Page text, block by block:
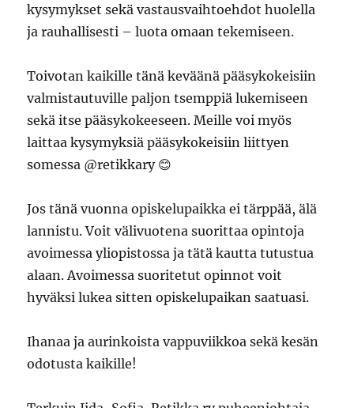
kysymykset sekä vastausvaihtoehdot huolella
ja rauhallisesti – luota omaan tekemiseen.
Toivotan kaikille tänä keväänä pääsykokeisiin
valmistautuville paljon tsemppiä lukemiseen
sekä itse pääsykokeeseen. Meille voi myös
laittaa kysymyksiä pääsykokeisiin liittyen
somessa @retikkary 😊
Jos tänä vuonna opiskelupaikka ei tärppää, älä
lannistu. Voit välivuotena suorittaa opintoja
avoimessa yliopistossa ja tätä kautta tutustua
alaan. Avoimessa suoritetut opinnot voit
hyväksi lukea sitten opiskelupaikan saatuasi.
Ihanaa ja aurinkoista vappuviikkoa sekä kesän
odotusta kaikille!